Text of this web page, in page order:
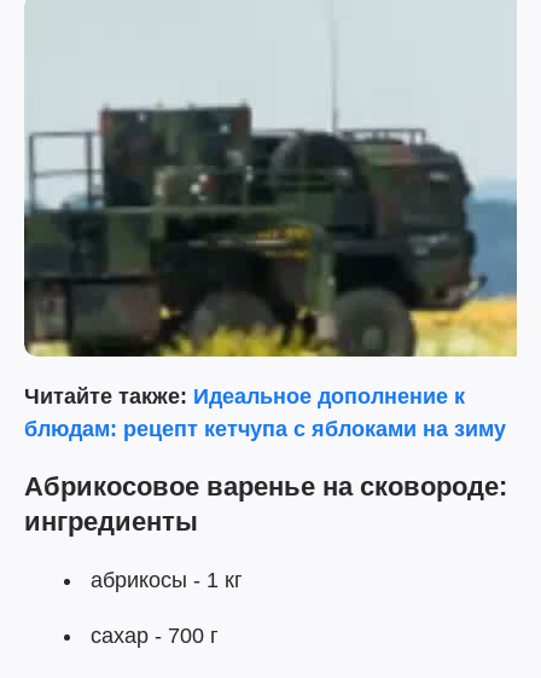
Читайте также: Идеальное дополнение к
блюдам: рецепт кетчупа с яблоками на зиму
Абрикосовое варенье на сковороде:
ингредиенты
абрикосы - 1 кг
сахар - 700 г